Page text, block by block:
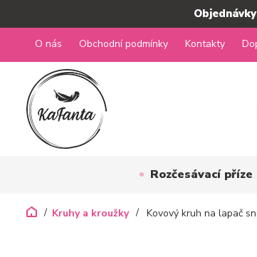
O nás Obchodní podmínky Kontakty
Rozčesávací příze
Kruhy a kroužky Kovový kruh na lapač